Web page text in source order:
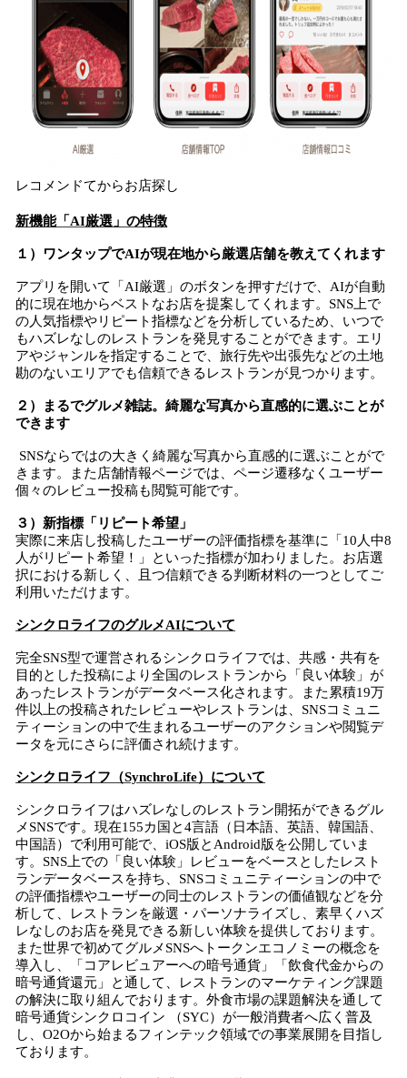
レコメンドてからお店探し
新機能「AI厳選」の特徴
１）ワンタップでAIが現在地から厳選店舗を教えてくれます
アプリを開いて「AI厳選」のボタンを押すだけで、AIが自動
的に現在地からベストなお店を提案してくれます。SNS上で
の人気指標やリピート指標などを分析しているため、いつで
もハズレなしのレストランを発見することができます。エリ
アやジャンルを指定することで、旅行先や出張先などの土地
勘のないエリアでも信頼できるレストランが見つかります。
２）まるでグルメ雑誌。綺麗な写真から直感的に選ぶことが
できます
SNSならではの大きく綺麗な写真から直感的に選ぶことがで
きます。また店舗情報ページでは、ページ遷移なくユーザー
個々のレビュー投稿も閲覧可能です。
３）新指標「リピート希望」
実際に来店し投稿したユーザーの評価指標を基準に「10人中8
人がリピート希望！」といった指標が加わりました。お店選
択における新しく、且つ信頼できる判断材料の一つとしてご
利用いただけます。
シンクロライフのグルメAIについて
完全SNS型で運営されるシンクロライフでは、共感・共有を
目的とした投稿により全国のレストランから「良い体験」が
あったレストランがデータベース化されます。また累積19万
件以上の投稿されたレビューやレストランは、SNSコミュニ
ティーションの中で生まれるユーザーのアクションや閲覧デ
ータを元にさらに評価され続けます。
シンクロライフ（SynchroLife）について
シンクロライフはハズレなしのレストラン開拓ができるグル
メSNSです。現在155カ国と4言語（日本語、英語、韓国語、
中国語）で利用可能で、iOS版とAndroid版を公開していま
す。SNS上での「良い体験」レビューをベースとしたレスト
ランデータベースを持ち、SNSコミュニティーションの中で
の評価指標やユーザーの同士のレストランの価値観などを分
析して、レストランを厳選・パーソナライズし、素早くハズ
レなしのお店を発見できる新しい体験を提供しております。
また世界で初めてグルメSNSへトークンエコノミーの概念を
導入し、「コアレビュアーへの暗号通貨」「飲食代金からの
暗号通貨還元」と通して、レストランのマーケティング課題
の解決に取り組んでおります。外食市場の課題解決を通して
暗号通貨シンクロコイン （SYC）が一般消費者へ広く普及
し、O2Oから始まるフィンテック領域での事業展開を目指し
ております。